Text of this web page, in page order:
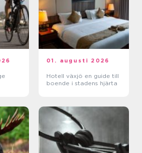
01. augusti 2026
Hotell växjö en guide till
boende i stadens hjärta